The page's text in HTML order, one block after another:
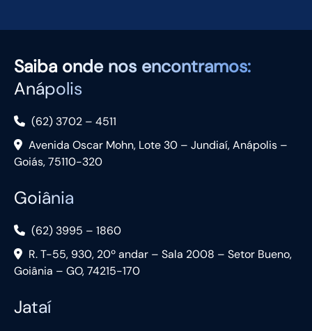
Saiba onde nos encontramos:
Anápolis
(62) 3702 – 4511
Avenida Oscar Mohn, Lote 30 – Jundiaí, Anápolis –
Goiás, 75110-320
Goiânia
(62) 3995 – 1860
R. T-55, 930, 20º andar – Sala 2008 – Setor Bueno,
Goiânia – GO, 74215-170
Jataí